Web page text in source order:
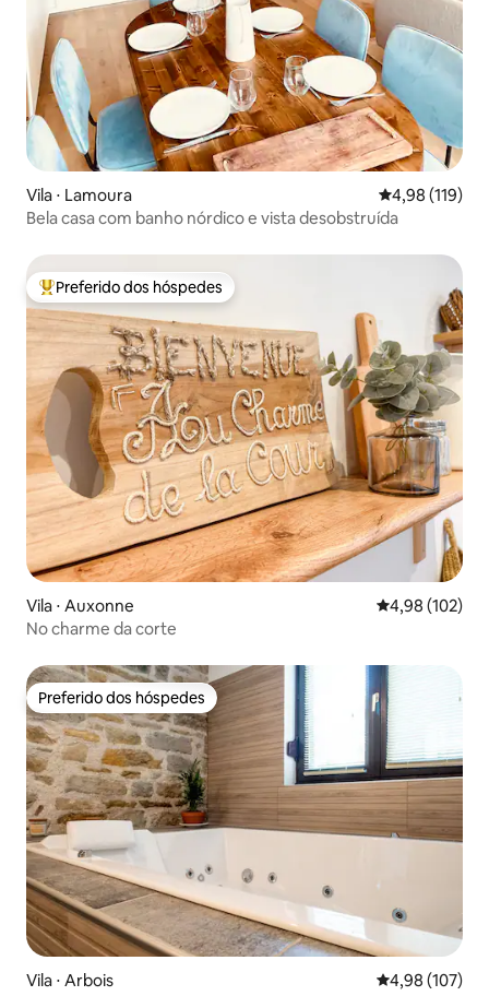
Vila ⋅ Lamoura 4,98 de uma
4,98 (119)
Bela casa com banho nórdico e vista desobstruída
Entre os melhores preferidos dos hóspedes
Preferido dos hóspedes
Vila ⋅ Auxonne 4,98 de uma
4,98 (102)
No charme da corte
Preferido dos hóspedes
Preferido dos hóspedes
Vila ⋅ Arbois 4,98 de uma
4,98 (107)